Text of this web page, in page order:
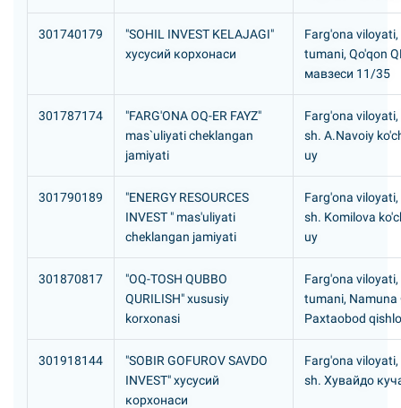
301740179
"SOHIL INVEST KELAJAGI"
хусусий корхонаси
Farg'ona
tumani, Qo'qon
мавзеси 11/35
301787174
"FARG'ONA OQ-ER FAYZ"
mas`uliyati cheklangan
jamiyati
Farg'ona
sh. A.Navoiy
uy
301790189
"ENERGY RESOURCES
INVEST " mas'uliyati
cheklangan jamiyati
Farg'ona
sh. Komilova
uy
301870817
"OQ-TOSH QUBBO
QURILISH" xususiy
korxonasi
Farg'ona viloyati,
tumani, Namuna
Paxtaobod
301918144
"SOBIR GOFUROV SAVDO
INVEST" хусусий
корхонаси
Farg'ona
sh. Хувайдо